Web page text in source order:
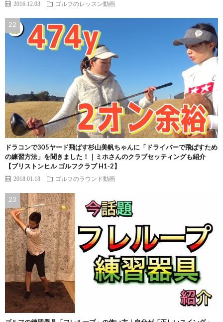
2016.12.03 ゴルフのレッスン動画
ドラコンで305ヤード飛ばす杉山美帆ちゃんに「ドライバーで飛ばすため
の練習方法」を聞きました！｜ミホさんのクラブセッティングも紹介
【ブリストンヒル ゴルフクラブ H1-2】
2018.01.18 ゴルフのラウンド動画